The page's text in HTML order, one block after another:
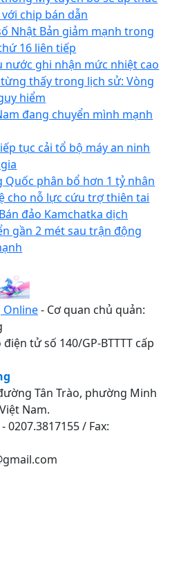
với chip bán dẫn
Nhật Bản giảm mạnh trong
16 liên tiếp
nước ghi nhận mức nhiệt cao
thấy trong lịch sử: Vòng
hiểm
đang chuyển mình mạnh
tục cải tổ bộ máy an ninh
Quốc phân bổ hơn 1 tỷ nhân
cho nỗ lực cứu trợ thiên tai
đảo Kamchatka dịch
gần 2 mét sau trận động
Online- Cơ quan chủ quản:
tử số 140/GP-BTTTT cấp
Tân Trào, phường Minh
Nam.
0207.3817155 / Fax: